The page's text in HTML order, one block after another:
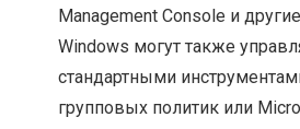
Management Console и
Windows могут также
стандартными
групповых политик или